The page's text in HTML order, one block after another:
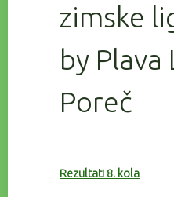
zimske
by
Poreč
Rezultati 8. kola